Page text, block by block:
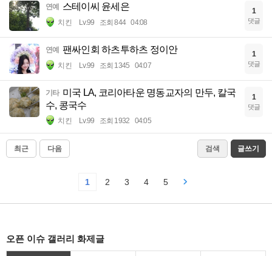
연예 스테이씨 윤세은
치킨 Lv.99 조회 844 04:08
1
댓글
연예 팬싸인회 하츠투하츠 정이안
치킨 Lv.99 조회 1345 04:07
1
댓글
기타 미국 LA, 코리아타운 명동교자의 만두, 칼국
수, 콩국수
치킨 Lv.99 조회 1932 04:05
1
댓글
최근 다음 검색 글쓰기
1 2 3 4 5
오픈 이슈 갤러리 화제글